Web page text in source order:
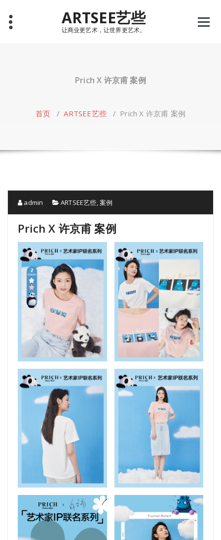
content
ARTSEE艺些
让商业更艺术，让世界更艺术。
Prich X 许京甫 案例
首页 /ARTSEE艺些 / Prich X 许京甫 案例
admin ARTSEE艺些,案例
Prich X 许京甫 案例